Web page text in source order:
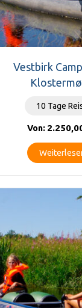
Vestbirk
10 Tage
Von: